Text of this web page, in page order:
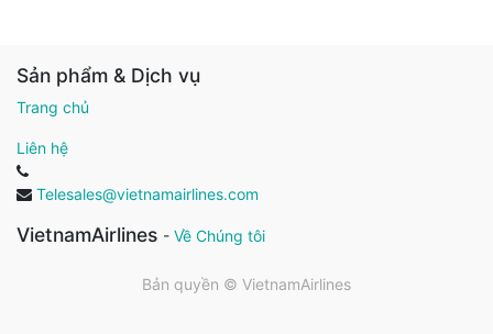
Sản phẩm & Dịch vụ
Trang chủ
Liên hệ
Telesales@vietnamairlines.com
VietnamAirlines - Về Chúng tôi
Bản quyền © VietnamAirlines